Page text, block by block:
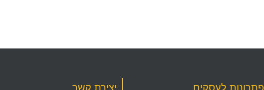
פתרונות לעסקים יצירת קשר